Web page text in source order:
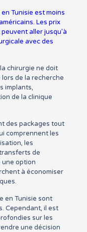
Tunisie est moins
Les prix
aller jusqu’à
avec des
chirurgie ne doit
de la recherche
implants,
de la clinique
des packages tout
comprennent les
les
de
une option
à économiser
en Tunisie sont
Cependant, il est
sur les
une décision